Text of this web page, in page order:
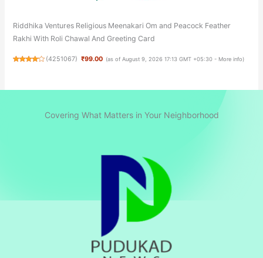
Riddhika Ventures Religious Meenakari Om and Peacock Feather
Rakhi With Roli Chawal And Greeting Card
(4251067) ₹99.00 (as of August 9, 2026 17:13 GMT +05:30 - More info)
Covering What Matters in Your Neighborhood